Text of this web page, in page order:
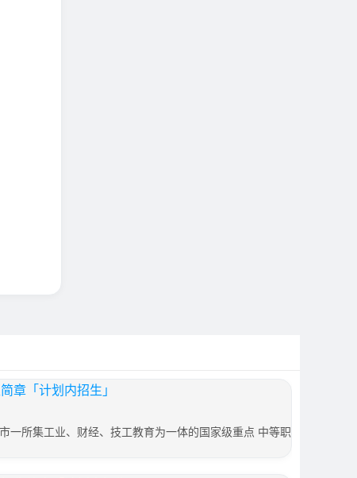
章「计划内招生」
一所集工业、财经、技工教育为一体的国家级重点 中等职